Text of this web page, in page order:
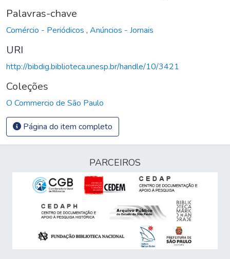
Palavras-chave
Comércio - Periódicos , Anúncios - Jornais
URI
http://bibdig.biblioteca.unesp.br/handle/10/3421
Coleções
O Commercio de São Paulo
Página do item completo
PARCEIROS